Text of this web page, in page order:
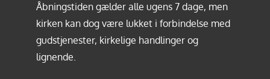
Åbningstiden gælder alle ugens 7 dage, men
kirken kan dog være lukket i forbindelse med
gudstjenester, kirkelige handlinger og
lignende.